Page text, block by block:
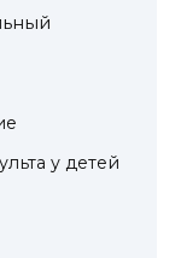
у детей